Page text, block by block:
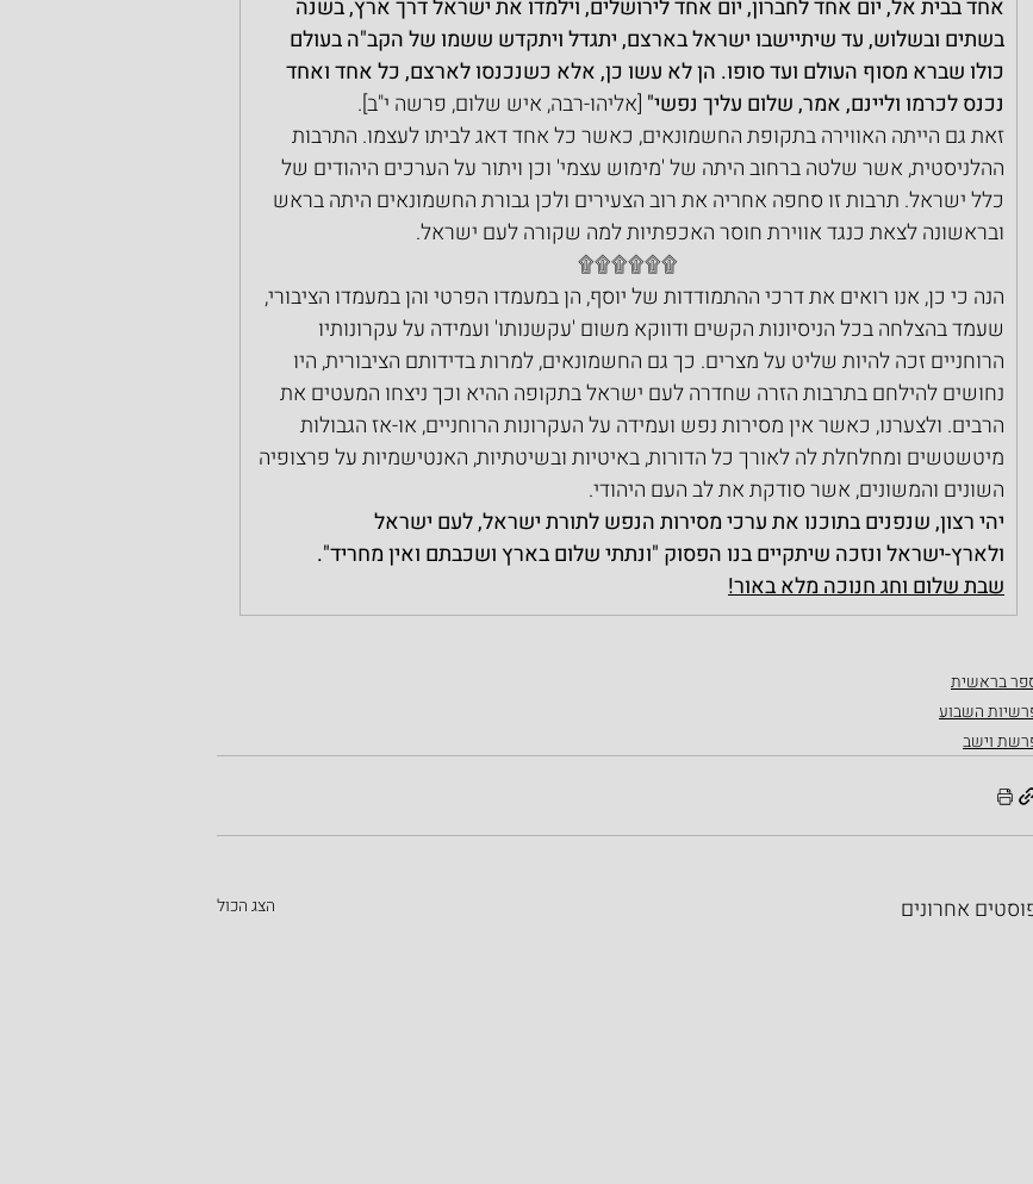
אחד בבית אל, יום אחד לחברון, יום אחד לירושלים, וילמדו את ישראל דרך ארץ, בשנה
בשתים ובשלוש, עד שיתיישבו ישראל בארצם, יתגדל ויתקדש ששמו של הקב"ה בעולם
כולו שברא מסוף העולם ועד סופו. הן לא עשו כן, אלא כשנכנסו לארצם, כל אחד ואחד
נכנס לכרמו וליינם, אמר, שלום עליך נפשי" [אליהו-רבה, איש שלום, פרשה י"ב].
זאת גם הייתה האווירה בתקופת החשמונאים, כאשר כל אחד דאג לביתו לעצמו. התרבות
ההלניסטית, אשר שלטה ברחוב היתה של 'מימוש עצמי' וכן ויתור על הערכים היהודים של
כלל ישראל. תרבות זו סחפה אחריה את רוב הצעירים ולכן גבורת החשמונאים היתה בראש
ובראשונה לצאת כנגד אווירת חוסר האכפתיות למה שקורה לעם ישראל.
۩۩۩۩۩۩
הנה כי כן, אנו רואים את דרכי ההתמודדות של יוסף, הן במעמדו הפרטי והן במעמדו הציבורי,
שעמד בהצלחה בכל הניסיונות הקשים ודווקא משום 'עקשנותו' ועמידה על עקרונותיו
הרוחניים זכה להיות שליט על מצרים. כך גם החשמונאים, למרות בדידותם הציבורית, היו
נחושים להילחם בתרבות הזרה שחדרה לעם ישראל בתקופה ההיא וכך ניצחו המעטים את
הרבים. ולצערנו, כאשר אין מסירות נפש ועמידה על העקרונות הרוחניים, או-אז הגבולות
מיטשטשים ומחלחלת לה לאורך כל הדורות, באיטיות ובשיטתיות, האנטישמיות על פרצופיה
השונים והמשונים, אשר סודקת את לב העם היהודי.
יהי רצון, שנפנים בתוכנו את ערכי מסירות הנפש לתורת ישראל, לעם ישראל
ולארץ-ישראל ונזכה שיתקיים בנו הפסוק "ונתתי שלום בארץ ושכבתם ואין מחריד".
שבת שלום וחג חנוכה מלא באור!
בראשית
השבוע
וישב
אחרונים הצג הכול